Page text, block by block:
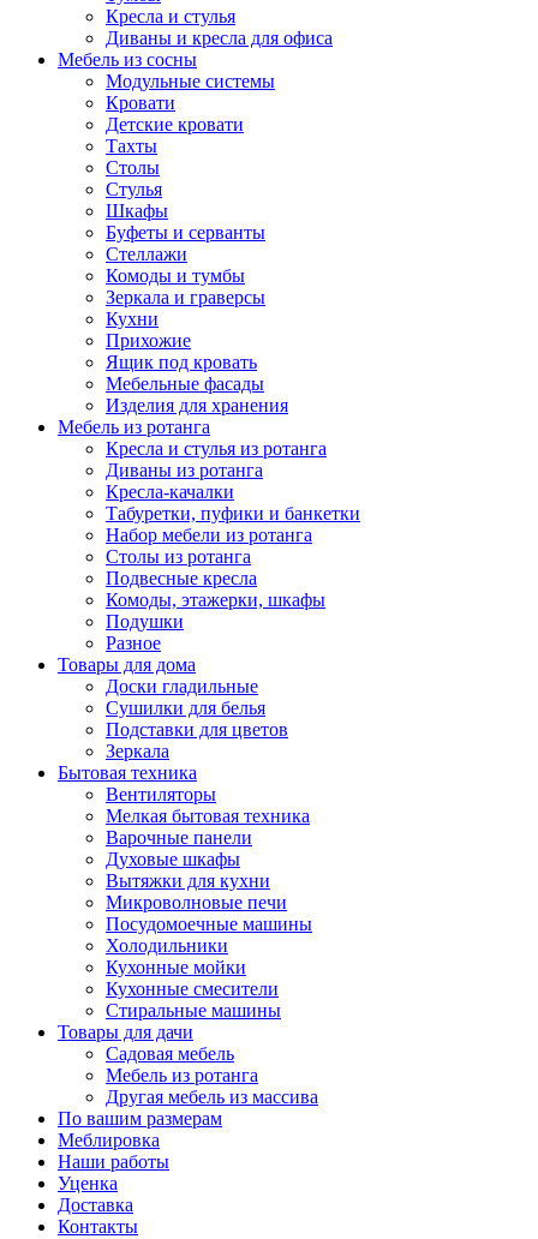
Кресла и стулья
Диваны и кресла для офиса
Мебель из сосны
Модульные системы
Кровати
Детские кровати
Тахты
Столы
Стулья
Шкафы
Буфеты и серванты
Стеллажи
Комоды и тумбы
Зеркала и граверсы
Кухни
Прихожие
Ящик под кровать
Мебельные фасады
Изделия для хранения
Мебель из ротанга
Кресла и стулья из ротанга
Диваны из ротанга
Кресла-качалки
Табуретки, пуфики и банкетки
Набор мебели из ротанга
Столы из ротанга
Подвесные кресла
Комоды, этажерки, шкафы
Подушки
Разное
Товары для дома
Доски гладильные
Сушилки для белья
Подставки для цветов
Зеркала
Бытовая техника
Вентиляторы
Мелкая бытовая техника
Варочные панели
Духовые шкафы
Вытяжки для кухни
Микроволновые печи
Посудомоечные машины
Холодильники
Кухонные мойки
Кухонные смесители
Стиральные машины
Товары для дачи
Садовая мебель
Мебель из ротанга
Другая мебель из массива
По вашим размерам
Меблировка
Наши работы
Уценка
Доставка
Контакты